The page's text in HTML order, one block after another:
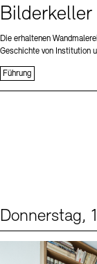
Bilderkeller
Die erhaltenen
Geschichte von Institution
Führung
Donnerstag,